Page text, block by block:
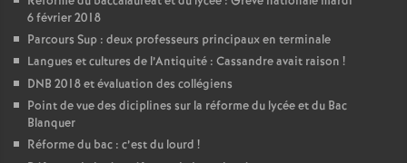
6 février 2018
Parcours Sup : deux professeurs principaux en terminale
Langues et cultures de l’Antiquité : Cassandre avait raison !
DNB 2018 et évaluation des collégiens
Point de vue des diciplines sur la réforme du lycée et du Bac
Blanquer
Réforme du bac : c’est du lourd !